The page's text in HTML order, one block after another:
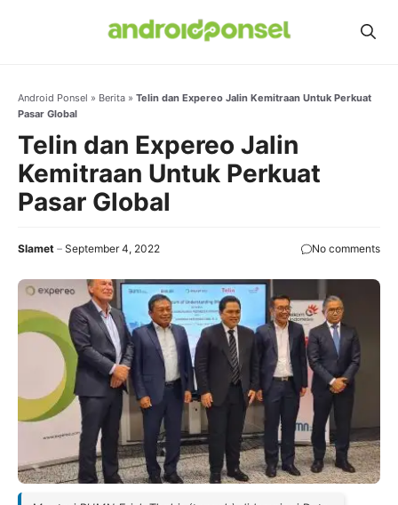
Android Ponsel » Berita » Telin dan Expereo Jalin Kemitraan Untuk Perkuat
Pasar Global
Telin dan Expereo Jalin
Kemitraan Untuk Perkuat
Pasar Global
Slamet September 4, 2022 No comments